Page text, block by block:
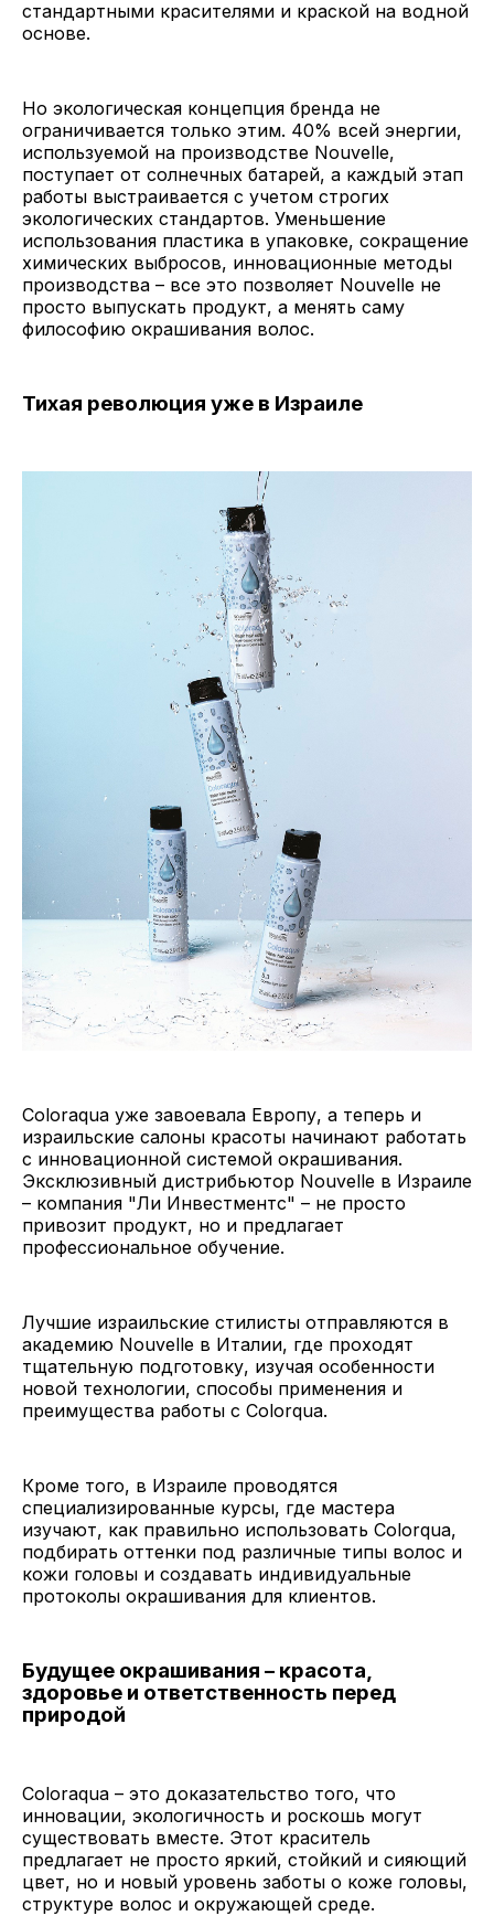
стандартными красителями и краской на водной
основе.
Но экологическая концепция бренда не
ограничивается только этим. 40% всей энергии,
используемой на производстве Nouvelle,
поступает от солнечных батарей, а каждый этап
работы выстраивается с учетом строгих
экологических стандартов. Уменьшение
использования пластика в упаковке, сокращение
химических выбросов, инновационные методы
производства – все это позволяет Nouvelle не
просто выпускать продукт, а менять саму
философию окрашивания волос.
Тихая революция уже в Израиле
Coloraqua уже завоевала Европу, а теперь и
израильские салоны красоты начинают работать
с инновационной системой окрашивания.
Эксклюзивный дистрибьютор Nouvelle в Израиле
– компания "Ли Инвестментс" – не просто
привозит продукт, но и предлагает
профессиональное обучение.
Лучшие израильские стилисты отправляются в
академию Nouvelle в Италии, где проходят
тщательную подготовку, изучая особенности
новой технологии, способы применения и
преимущества работы с Colorqua.
Кроме того, в Израиле проводятся
специализированные курсы, где мастера
изучают, как правильно использовать Colorqua,
подбирать оттенки под различные типы волос и
кожи головы и создавать индивидуальные
протоколы окрашивания для клиентов.
Будущее окрашивания – красота,
здоровье и ответственность перед
природой
Coloraqua – это доказательство того, что
инновации, экологичность и роскошь могут
существовать вместе. Этот краситель
предлагает не просто яркий, стойкий и сияющий
цвет, но и новый уровень заботы о коже головы,
структуре волос и окружающей среде.